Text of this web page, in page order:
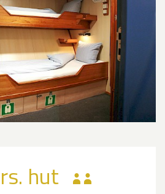
hut